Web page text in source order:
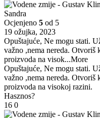
Sandra
Ocjenjeno 5 od 5
19 ožujka, 2023
Opuštajuće, Ne mogu stati.
važno ,nema nereda.
proizvoda na visok...More
Opuštajuće, Ne mogu stati.
važno ,nema nereda.
proizvoda na visokoj razini.
Hasznos?
16 0